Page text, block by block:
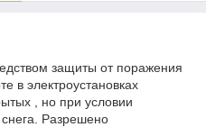
защиты от поражения
в электроустановках
, но при условии
Разрешено